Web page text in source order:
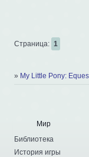
Страница: 1
» My Little Pony:
Мир
Библиотека
История игры